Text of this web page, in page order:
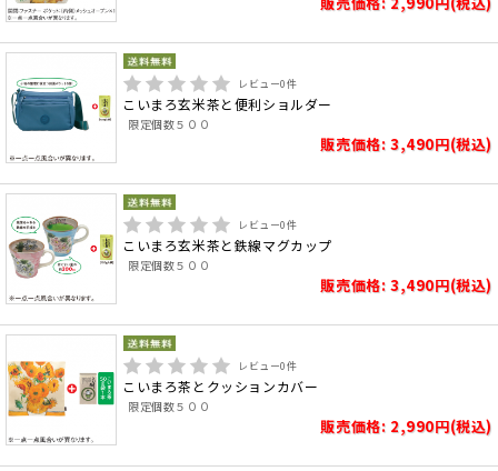
レビュー0件
こいまろ玄米茶と便利ショルダー
限定個数５００
販売価格: 3,490円(税込)
レビュー0件
こいまろ玄米茶と鉄線マグカップ
限定個数５００
販売価格: 3,490円(税込)
レビュー0件
こいまろ茶とクッションカバー
限定個数５００
販売価格: 2,990円(税込)